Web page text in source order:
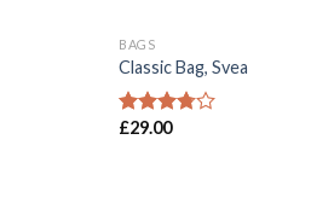
BAGS
Classic Bag, Svea
Waardering
£29.00